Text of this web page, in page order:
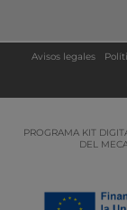
Avisos legales
PROGRAMA KIT
DEL